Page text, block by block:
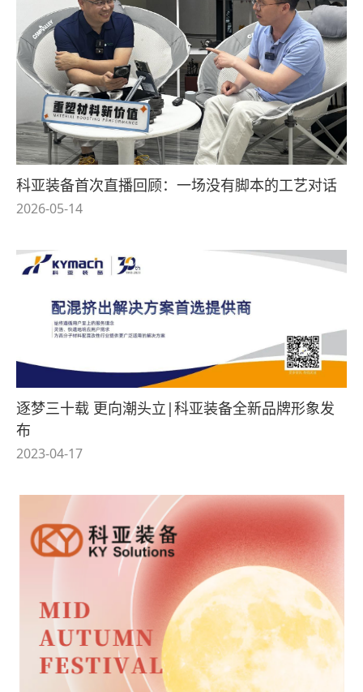
科亚装备首次直播回顾：一场没有脚本的工艺对话
2026-05-14
逐梦三十载 更向潮头立|科亚装备全新品牌形象发
布
2023-04-17